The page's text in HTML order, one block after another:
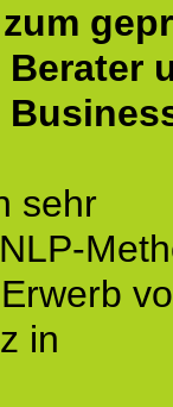
sehr
Erwerb
in